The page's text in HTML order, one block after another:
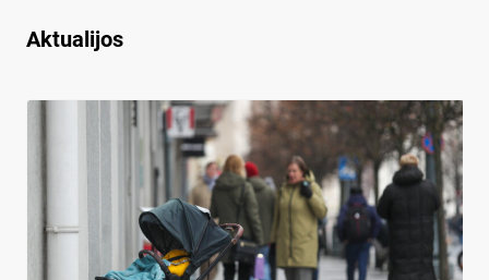
Aktualijos